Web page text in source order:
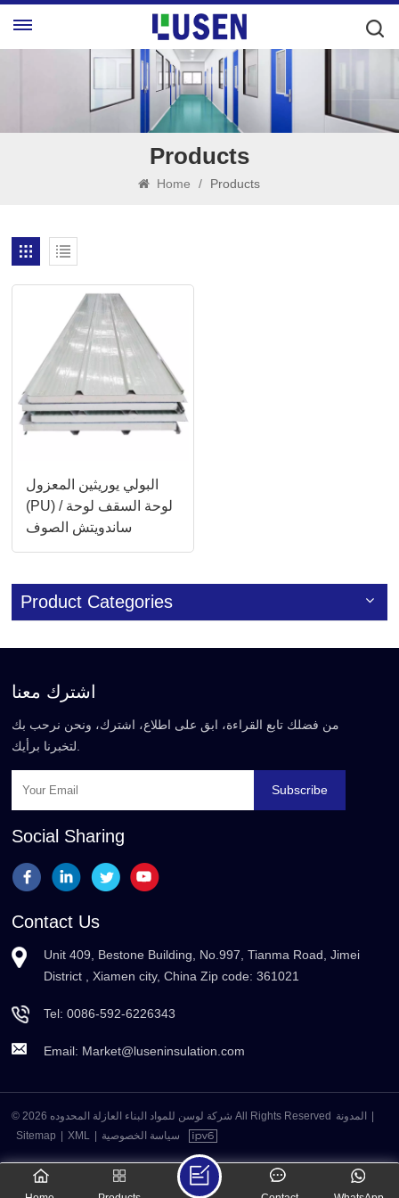
Products
Home / Products
البولي يوريثين المعزول
(PU) / لوحة السقف لوحة
ساندويتش الصوف
الصخري
Product Categories
اشترك معنا
من فضلك تابع القراءة، ابق على اطلاع، اشترك، ونحن نرحب بك
لتخبرنا برأيك.
Subscribe
Social Sharing
Contact Us
Unit 409, Bestone Building, No.997, Tianma Road, Jimei
District , Xiamen city, China Zip code: 361021
Tel:0086-592-6226343
Email: Market@luseninsulation.com
© 2026 شركة لوسن للمواد البناء العازلة المحدوده All Rights Reserved المدونة
Sitemap
XML سياسة الخصوصية